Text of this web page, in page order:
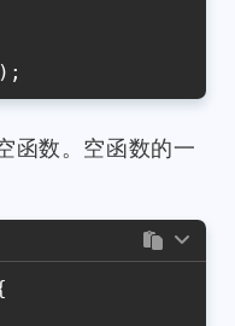
) ;
函数。空函数的一